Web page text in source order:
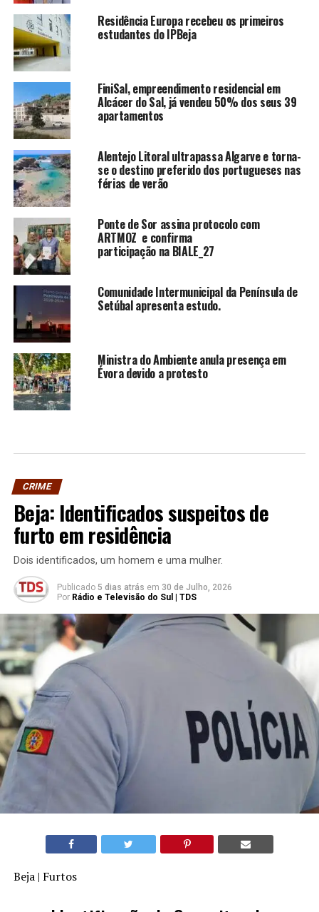
Residência Europa recebeu os primeiros
estudantes do IPBeja
FiniSal, empreendimento residencial em
Alcácer do Sal, já vendeu 50% dos seus 39
apartamentos
Alentejo Litoral ultrapassa Algarve e torna-
se o destino preferido dos portugueses nas
férias de verão
Ponte de Sor assina protocolo com
ARTMOZ e confirma
participação na BIALE_27
Comunidade Intermunicipal da Península de
Setúbal apresenta estudo.
Ministra do Ambiente anula presença em
Évora devido a protesto
CRIME
Beja: Identificados suspeitos de
furto em residência
Dois identificados, um homem e uma mulher.
Publicado 5 dias atrás em 30 de Julho, 2026
Por Rádio e Televisão do Sul | TDS
Beja | Furtos